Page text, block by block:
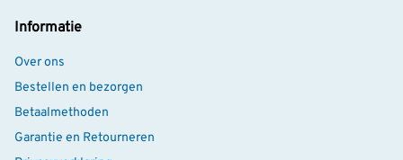
Informatie
Over ons
Bestellen en bezorgen
Betaalmethoden
Garantie en Retourneren